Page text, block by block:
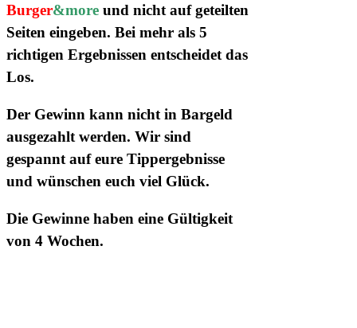
Burger&more und nicht auf geteilten
Seiten eingeben. Bei mehr als 5
richtigen Ergebnissen entscheidet das
Los.
Der Gewinn kann nicht in Bargeld
ausgezahlt werden. Wir sind
gespannt auf eure Tippergebnisse
und wünschen euch viel Glück.
Die Gewinne haben eine Gültigkeit
von 4 Wochen.